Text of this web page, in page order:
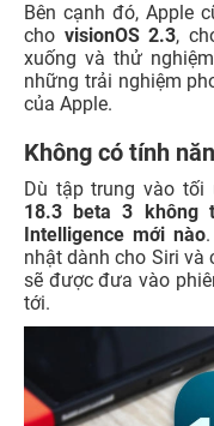
Bên cạnh đó, Apple
cho visionOS 2.3,
xuống và thử
những trải nghiệm
của Apple.
Không có tính
Dù tập trung vào tối
18.3 beta 3
không
Intelligence mới nào
nhật dành cho Siri và
sẽ được đưa vào
tới.